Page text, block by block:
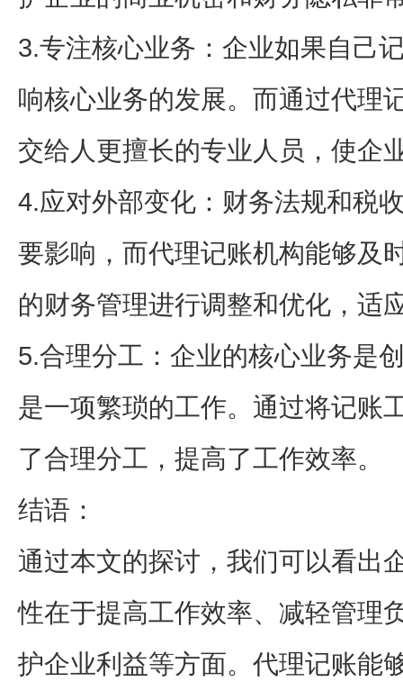
3.专注核心业务：企业如果自己
响核心业务的发展。而通过代理
交给人更擅长的专业人员，使企
4.应对外部变化：财务法规和税
要影响，而代理记账机构能够及
的财务管理进行调整和优化，适
5.合理分工：企业的核心业务是
是一项繁琐的工作。通过将记账
了合理分工，提高了工作效率。
结语：
通过本文的探讨，我们可以看出
性在于提高工作效率、减轻管理
护企业利益等方面。代理记账能